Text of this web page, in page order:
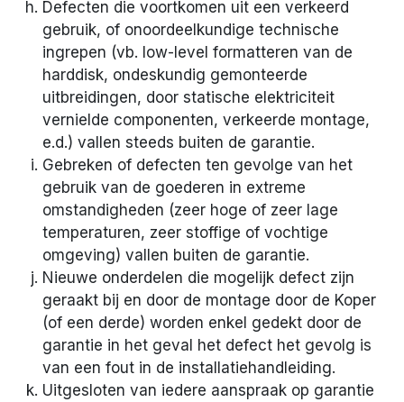
Defecten die voortkomen uit een verkeerd
gebruik, of onoordeelkundige technische
ingrepen (vb. low-level formatteren van de
harddisk, ondeskundig gemonteerde
uitbreidingen, door statische elektriciteit
vernielde componenten, verkeerde montage,
e.d.) vallen steeds buiten de garantie.
Gebreken of defecten ten gevolge van het
gebruik van de goederen in extreme
omstandigheden (zeer hoge of zeer lage
temperaturen, zeer stoffige of vochtige
omgeving) vallen buiten de garantie.
Nieuwe onderdelen die mogelijk defect zijn
geraakt bij en door de montage door de Koper
(of een derde) worden enkel gedekt door de
garantie in het geval het defect het gevolg is
van een fout in de installatiehandleiding.
Uitgesloten van iedere aanspraak op garantie